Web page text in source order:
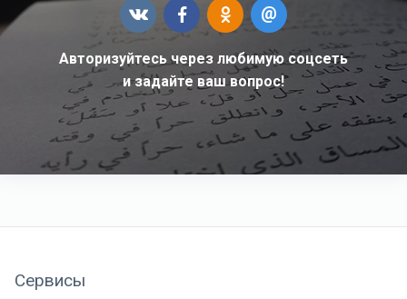
Авторизуйтесь через любимую соцсеть
и задайте ваш вопрос!
Сервисы